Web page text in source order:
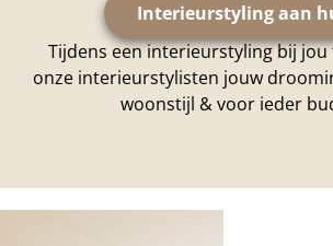
Interieurstyling aan
Tijdens een interieurstyling bij
onze interieurstylisten jouw
woonstijl & voor ieder